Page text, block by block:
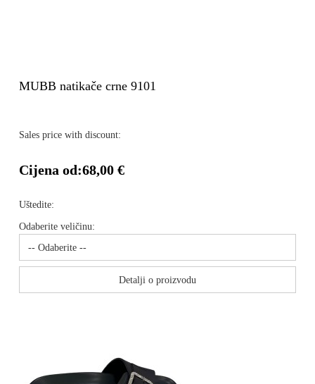
MUBB natikače crne 9101
Sales price with discount:
Cijena od:68,00 €
Uštedite:
Odaberite veličinu:
Detalji o proizvodu